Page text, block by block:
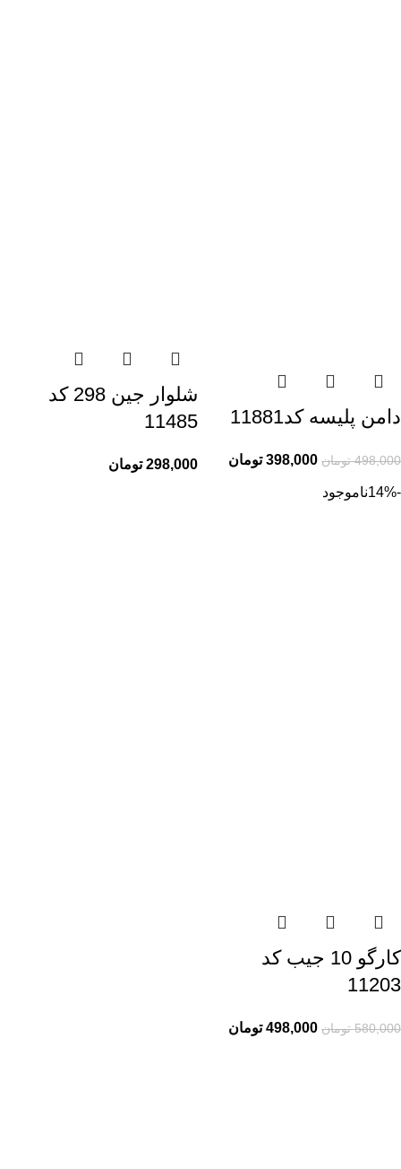
دامن پلیسه کد11881
498,000 تومان 398,000 تومان
شلوار جین 298 کد
11485
298,000 تومان
-14%
ناموجود
کارگو 10 جیب کد
11203
580,000 تومان 498,000 تومان